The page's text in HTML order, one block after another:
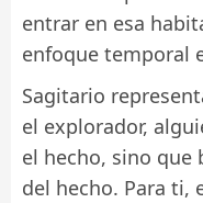
entrar en esa
enfoque temporal
Sagitario
el explorador,
el hecho, sino que
del hecho. Para ti,